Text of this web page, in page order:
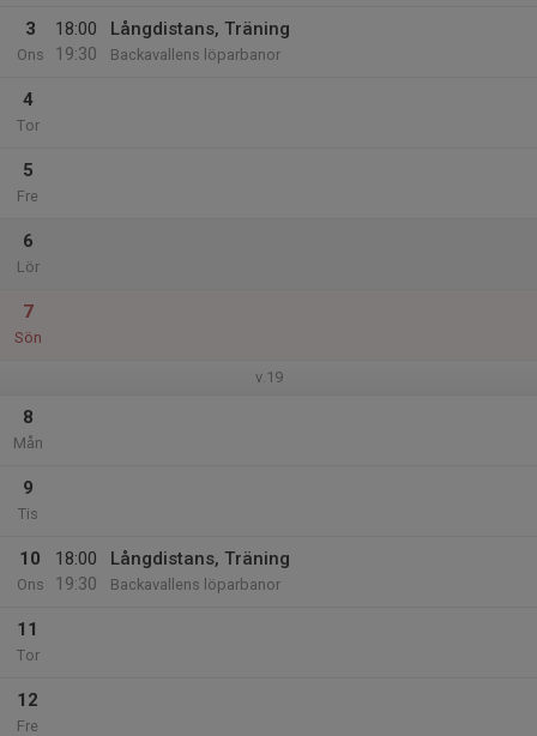
3
Ons
18:00
19:30
Långdistans, Träning
Backavallens löparbanor
4
Tor
5
Fre
6
Lör
7
Sön
v.19
8
Mån
9
Tis
10
Ons
18:00
19:30
Långdistans, Träning
Backavallens löparbanor
11
Tor
12
Fre